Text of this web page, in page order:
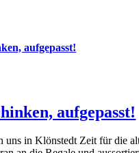
aufgepasst!
aufgepasst!
uns in Klönstedt Zeit für die